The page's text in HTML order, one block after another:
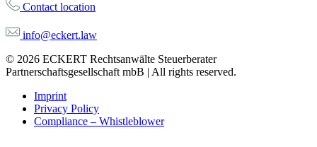
Contact location
info@eckert.law
© 2026 ECKERT Rechtsanwälte Steuerberater
Partnerschaftsgesellschaft mbB | All rights reserved.
Imprint
Privacy Policy
Compliance – Whistleblower